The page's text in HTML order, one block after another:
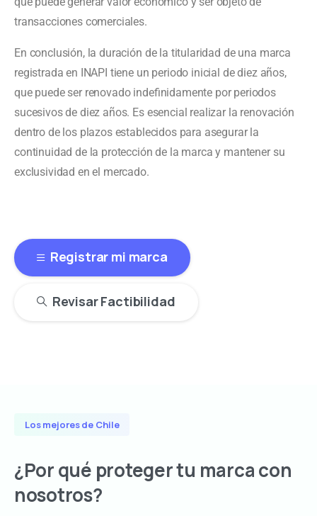
transacciones comerciales.
En conclusión, la duración de la titularidad de una marca
registrada en INAPI tiene un periodo inicial de diez años,
que puede ser renovado indefinidamente por periodos
sucesivos de diez años. Es esencial realizar la renovación
dentro de los plazos establecidos para asegurar la
continuidad de la protección de la marca y mantener su
exclusividad en el mercado.
Registrar mi marca
Revisar Factibilidad
Los mejores de Chile
¿Porqué protegertu marcacon
nosotros?